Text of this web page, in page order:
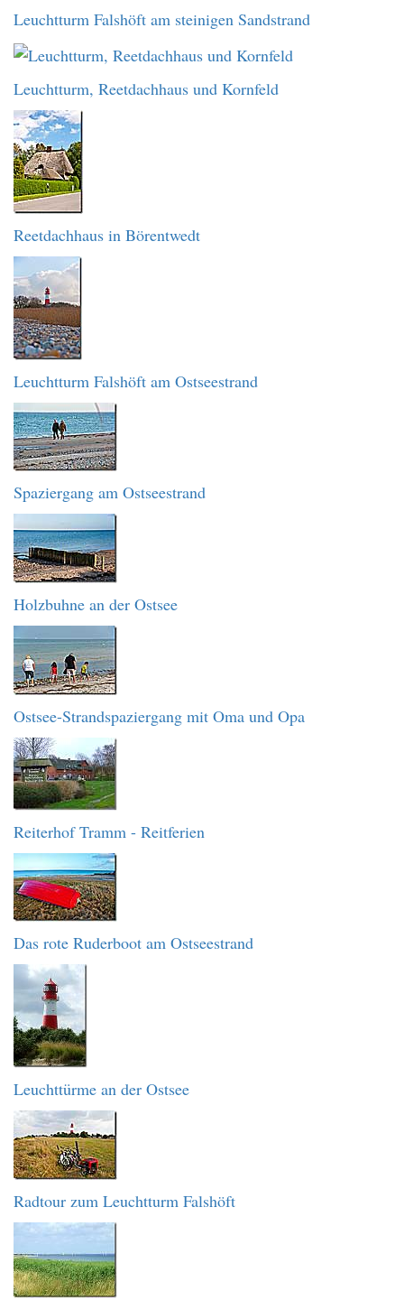
Leuchtturm Falshöft am steinigen Sandstrand
Leuchtturm, Reetdachhaus und Kornfeld
Reetdachhaus in Börentwedt
Leuchtturm Falshöft am Ostseestrand
Spaziergang am Ostseestrand
Holzbuhne an der Ostsee
Ostsee-Strandspaziergang mit Oma und Opa
Reiterhof Tramm - Reitferien
Das rote Ruderboot am Ostseestrand
Leuchttürme an der Ostsee
Radtour zum Leuchtturm Falshöft